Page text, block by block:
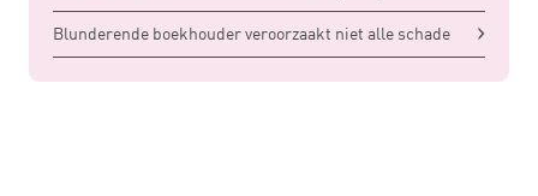
Blunderende boekhouder veroorzaakt niet alle schade